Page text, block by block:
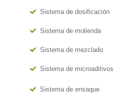
Sistema de dosificación
Sistema de molienda
Sistema de mezclado
Sistema de microaditivos
Sistema de ensaque